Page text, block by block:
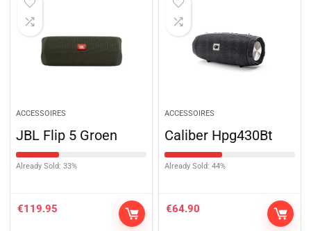
ACCESSOIRES
JBL Flip 5 Groen
Already Sold: 33%
€119.95
ACCESSOIRES
Caliber Hpg430Bt
Already Sold: 44%
€64.90